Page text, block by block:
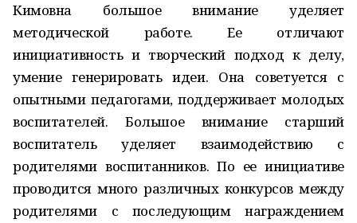
Кимовна большое внимание уделяет
методической работе. Ее отличают
инициативность и творческий подход к делу,
умение генерировать идеи. Она советуется с
опытными педагогами, поддерживает молодых
воспитателей. Большое внимание старший
воспитатель уделяет взаимодействию с
родителями воспитанников. По ее инициативе
проводится много различных конкурсов между
родителями с последующим награждением